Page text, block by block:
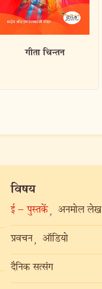
सुखी बनने के उपाय
विषय
ई – पुस्तकें , अनमोल लेख
प्रवचन , ऑडियो
दैनिक सत्संग